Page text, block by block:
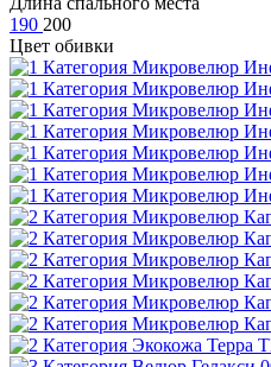
190 200
Цвет обивки